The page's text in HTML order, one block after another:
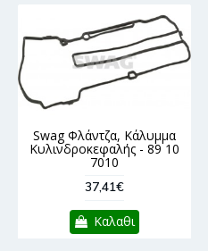
Swag Φλάντζα, Κάλυμμα
Κυλινδροκεφαλής - 89 10
7010
37,41€
Καλαθι